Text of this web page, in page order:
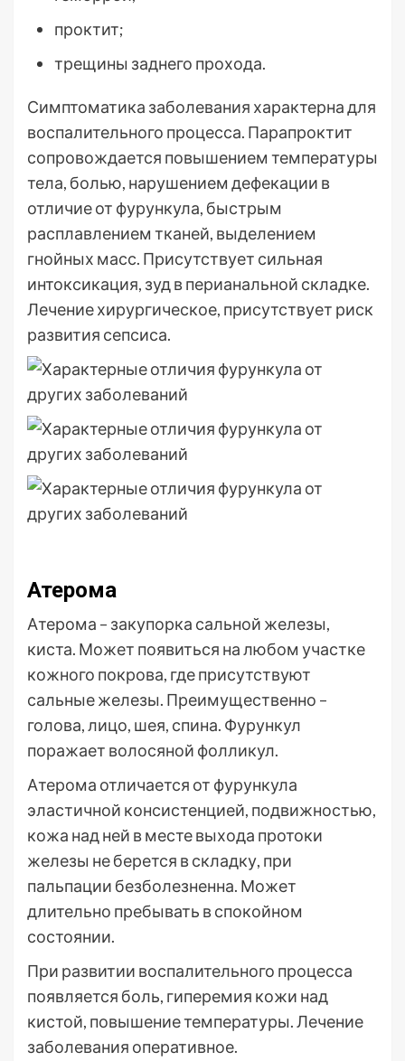
проктит;
трещины заднего прохода.
Симптоматика заболевания характерна для
воспалительного процесса. Парапроктит
сопровождается повышением температуры
тела, болью, нарушением дефекации в
отличие от фурункула, быстрым
расплавлением тканей, выделением
гнойных масс. Присутствует сильная
интоксикация, зуд в перианальной складке.
Лечение хирургическое, присутствует риск
развития сепсиса.
Атерома
Атерома – закупорка сальной железы,
киста. Может появиться на любом участке
кожного покрова, где присутствуют
сальные железы. Преимущественно –
голова, лицо, шея, спина. Фурункул
поражает волосяной фолликул.
Атерома отличается от фурункула
эластичной консистенцией, подвижностью,
кожа над ней в месте выхода протоки
железы не берется в складку, при
пальпации безболезненна. Может
длительно пребывать в спокойном
состоянии.
При развитии воспалительного процесса
появляется боль, гиперемия кожи над
кистой, повышение температуры. Лечение
заболевания оперативное.